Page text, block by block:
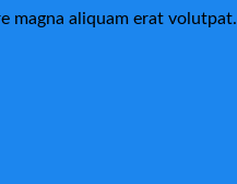
magna aliquam erat volutpat.